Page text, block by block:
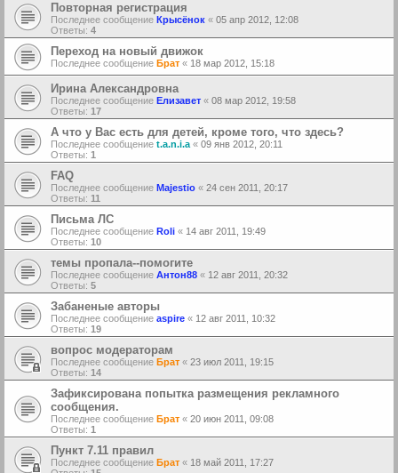
Повторная регистрация
Последнее сообщение Крысёнок « 05 апр 2012, 12:08
Ответы: 4
Переход на новый движок
Последнее сообщение Брат « 18 мар 2012, 15:18
Ирина Александровна
Последнее сообщение Елизавет « 08 мар 2012, 19:58
Ответы: 17
А что у Вас есть для детей, кроме того, что здесь?
Последнее сообщение t.a.n.i.a « 09 янв 2012, 20:11
Ответы: 1
FAQ
Последнее сообщение Majestio « 24 сен 2011, 20:17
Ответы: 11
Письма ЛС
Последнее сообщение Roli « 14 авг 2011, 19:49
Ответы: 10
темы пропала--помогите
Последнее сообщение Антон88 « 12 авг 2011, 20:32
Ответы: 5
Забаненые авторы
Последнее сообщение aspire « 12 авг 2011, 10:32
Ответы: 19
вопрос модераторам
Последнее сообщение Брат « 23 июл 2011, 19:15
Ответы: 14
Зафиксирована попытка размещения рекламного
сообщения.
Последнее сообщение Брат « 20 июн 2011, 09:08
Ответы: 1
Пункт 7.11 правил
Последнее сообщение Брат « 18 май 2011, 17:27